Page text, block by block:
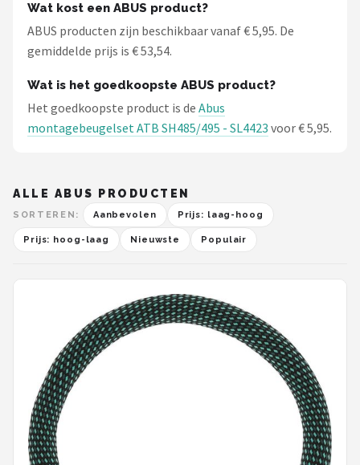
Wat kost een ABUS product?
ABUS producten zijn beschikbaar vanaf € 5,95. De
gemiddelde prijs is € 53,54.
Wat is het goedkoopste ABUS product?
Het goedkoopste product is de Abus
montagebeugelset ATB SH485/495 - SL4423 voor € 5,95.
ALLE ABUS PRODUCTEN
SORTEREN: Aanbevolen Prijs: laag-hoog
Prijs: hoog-laag Nieuwste Populair